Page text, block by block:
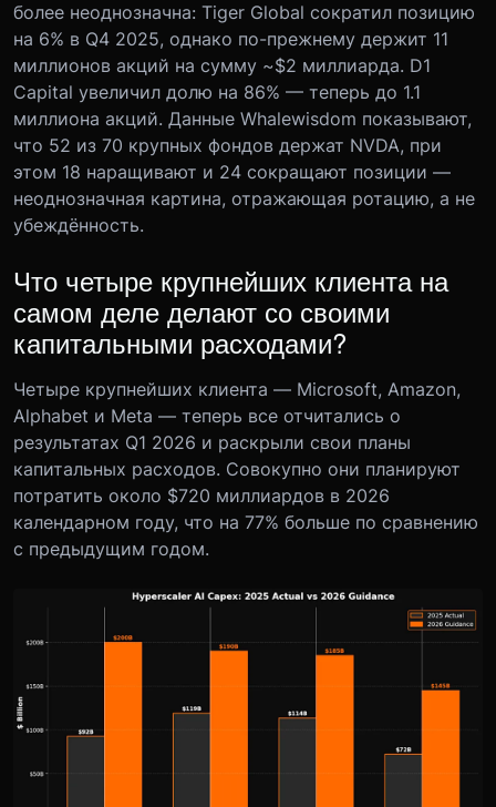
более неоднозначна: Tiger Global сократил позицию
на 6% в Q4 2025, однако по-прежнему держит 11
миллионов акций на сумму ~$2 миллиарда. D1
Capital увеличил долю на 86% — теперь до 1.1
миллиона акций. Данные Whalewisdom показывают,
что 52 из 70 крупных фондов держат NVDA, при
этом 18 наращивают и 24 сокращают позиции —
неоднозначная картина, отражающая ротацию, а не
убеждённость.
Что четыре крупнейших клиента на
самом деле делают со своими
капитальными расходами?
Четыре крупнейших клиента — Microsoft, Amazon,
Alphabet и Meta — теперь все отчитались о
результатах Q1 2026 и раскрыли свои планы
капитальных расходов. Совокупно они планируют
потратить около $720 миллиардов в 2026
календарном году, что на 77% больше по сравнению
с предыдущим годом.